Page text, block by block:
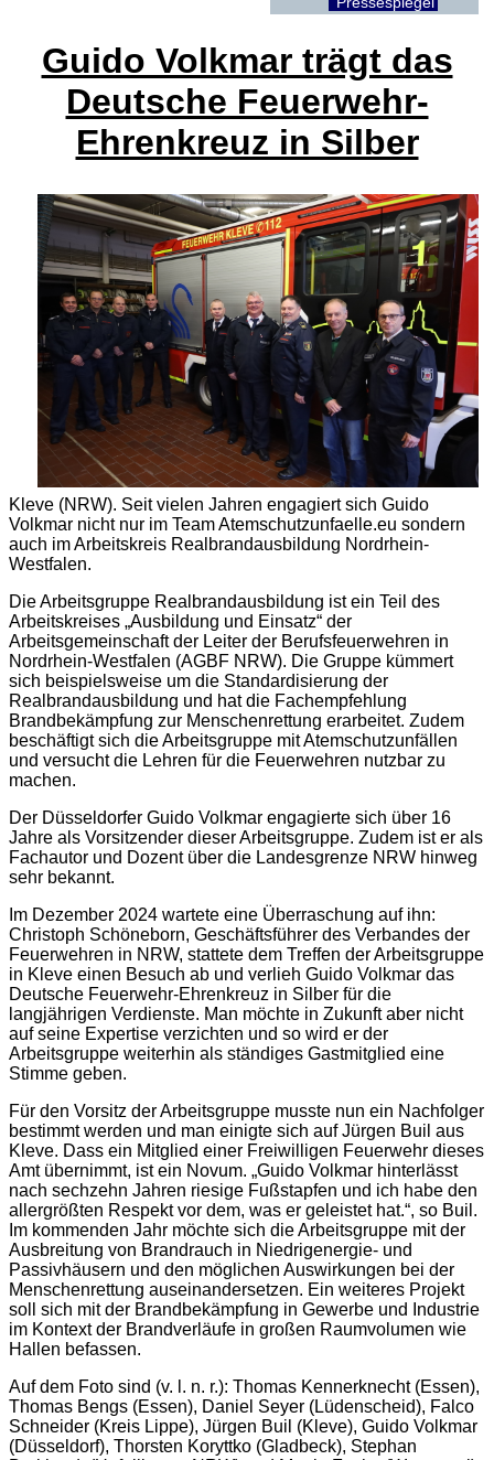
Guido Volkmar trägt das
Deutsche Feuerwehr-
Ehrenkreuz in Silber
Kleve (NRW). Seit vielen Jahren engagiert sich Guido
Volkmar nicht nur im Team Atemschutzunfaelle.eu sondern
auch im Arbeitskreis Realbrandausbildung Nordrhein-
Westfalen.
Die Arbeitsgruppe Realbrandausbildung ist ein Teil des
Arbeitskreises „Ausbildung und Einsatz“ der
Arbeitsgemeinschaft der Leiter der Berufsfeuerwehren in
Nordrhein-Westfalen (AGBF NRW). Die Gruppe kümmert
sich beispielsweise um die Standardisierung der
Realbrandausbildung und hat die Fachempfehlung
Brandbekämpfung zur Menschenrettung erarbeitet. Zudem
beschäftigt sich die Arbeitsgruppe mit Atemschutzunfällen
und versucht die Lehren für die Feuerwehren nutzbar zu
machen.
Der Düsseldorfer Guido Volkmar engagierte sich über 16
Jahre als Vorsitzender dieser Arbeitsgruppe. Zudem ist er als
Fachautor und Dozent über die Landesgrenze NRW hinweg
sehr bekannt.
Im Dezember 2024 wartete eine Überraschung auf ihn:
Christoph Schöneborn, Geschäftsführer des Verbandes der
Feuerwehren in NRW, stattete dem Treffen der Arbeitsgruppe
in Kleve einen Besuch ab und verlieh Guido Volkmar das
Deutsche Feuerwehr-Ehrenkreuz in Silber für die
langjährigen Verdienste. Man möchte in Zukunft aber nicht
auf seine Expertise verzichten und so wird er der
Arbeitsgruppe weiterhin als ständiges Gastmitglied eine
Stimme geben.
Für den Vorsitz der Arbeitsgruppe musste nun ein Nachfolger
bestimmt werden und man einigte sich auf Jürgen Buil aus
Kleve. Dass ein Mitglied einer Freiwilligen Feuerwehr dieses
Amt übernimmt, ist ein Novum. „Guido Volkmar hinterlässt
nach sechzehn Jahren riesige Fußstapfen und ich habe den
allergrößten Respekt vor dem, was er geleistet hat.“, so Buil.
Im kommenden Jahr möchte sich die Arbeitsgruppe mit der
Ausbreitung von Brandrauch in Niedrigenergie- und
Passivhäusern und den möglichen Auswirkungen bei der
Menschenrettung auseinandersetzen. Ein weiteres Projekt
soll sich mit der Brandbekämpfung in Gewerbe und Industrie
im Kontext der Brandverläufe in großen Raumvolumen wie
Hallen befassen.
Auf dem Foto sind (v. l. n. r.): Thomas Kennerknecht (Essen),
Thomas Bengs (Essen), Daniel Seyer (Lüdenscheid), Falco
Schneider (Kreis Lippe), Jürgen Buil (Kleve), Guido Volkmar
(Düsseldorf), Thorsten Koryttko (Gladbeck), Stephan